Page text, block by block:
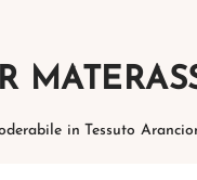
in Tessuto